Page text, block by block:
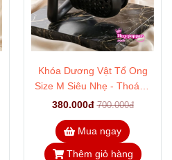
Khóa Dương Vật Tổ Ong
Size M Siêu Nhẹ - Thoáng
Khí Đeo Như Không Đeo
380.000đ 700.000đ
Mua ngay
Thêm giỏ hàng